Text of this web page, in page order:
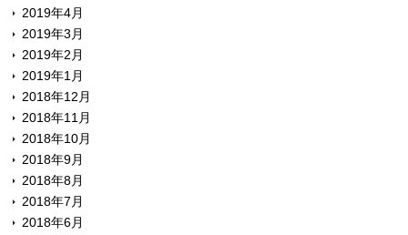
2019年4月
2019年3月
2019年2月
2019年1月
2018年12月
2018年11月
2018年10月
2018年9月
2018年8月
2018年7月
2018年6月